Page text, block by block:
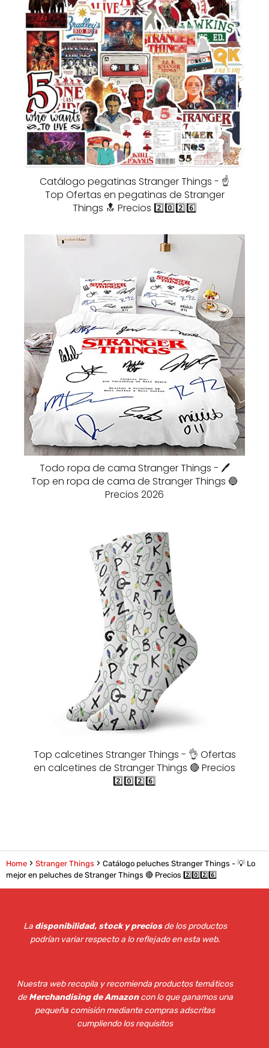
Catálogo pegatinas Stranger Things - ☝️
Top Ofertas en pegatinas de Stranger
Things 🔝 Precios 2️⃣0️⃣2️⃣6️⃣
Todo ropa de cama Stranger Things - 🖊️
Top en ropa de cama de Stranger Things 🔵
Precios 2026
Top calcetines Stranger Things - 👌 Ofertas
en calcetines de Stranger Things 🔴 Precios
2️⃣0️⃣2️⃣6️⃣
Home Stranger Things
Catálogo peluches Stranger Things - 💡 Lo
mejor en peluches de Stranger Things 🔴 Precios 2️⃣0️⃣2️⃣6️⃣
La disponibilidad, stock y preciosde los productos
podrían variar respecto a lo reflejado en esta web.
Nuestra web recopila y recomienda productos temáticos
deMerchandising de Amazoncon lo que ganamos una
pequeña comisión mediante compras adscritas
cumpliendo los requisitos